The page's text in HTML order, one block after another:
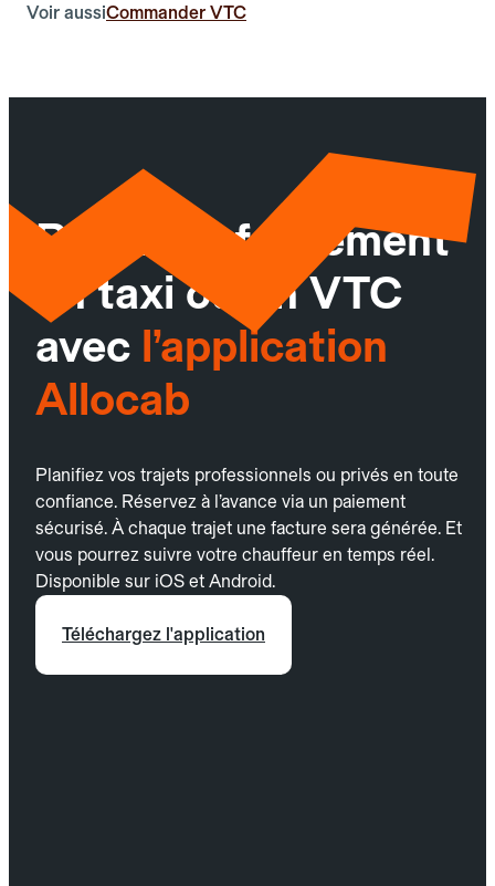
Voir aussiCommander VTC
Réservez facilement
un taxi ou un VTC
avec l’application
Allocab
Planifiez vos trajets professionnels ou privés en toute
confiance. Réservez à l’avance via un paiement
sécurisé. À chaque trajet une facture sera générée. Et
vous pourrez suivre votre chauffeur en temps réel.
Disponible sur iOS et Android.
Téléchargez l'application